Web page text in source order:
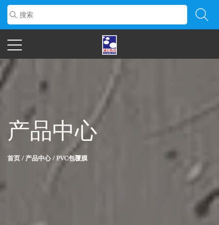
产品中心
首页 / 产品中心/PVC包覆膜